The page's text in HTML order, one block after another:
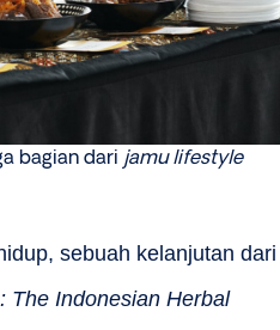
bagian dari jamu lifestyle
sebuah kelanjutan dari
The Indonesian Herbal